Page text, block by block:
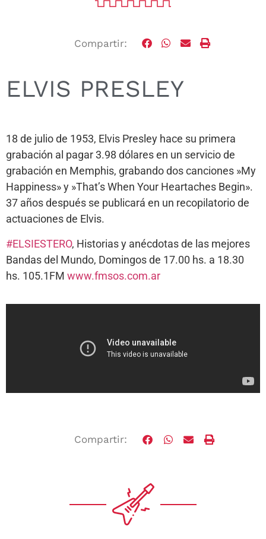
Compartir:
ELVIS PRESLEY
18 de julio de 1953, Elvis Presley hace su primera
grabación al pagar 3.98 dólares en un servicio de
grabación en Memphis, grabando dos canciones »My
Happiness» y »That’s When Your Heartaches Begin».
37 años después se publicará en un recopilatorio de
actuaciones de Elvis.
#ELSIESTERO, Historias y anécdotas de las mejores
Bandas del Mundo, Domingos de 17.00 hs. a 18.30
hs. 105.1FM www.fmsos.com.ar
Compartir: